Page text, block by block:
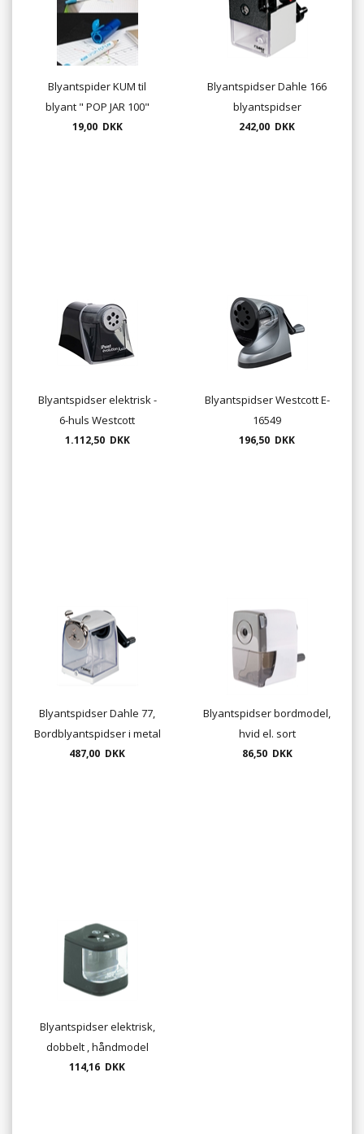
Blyantspider KUM til
blyant " POP JAR 100"
19,00 DKK
Blyantspidser Dahle 166
blyantspidser
bordblyantspidser, op til
242,00 DKK
Blyantspidser elektrisk -
6-huls Westcott
1.112,50 DKK
Blyantspidser Westcott E-
16549
196,50 DKK
Blyantspidser Dahle 77,
Bordblyantspidser i metal
487,00 DKK
Blyantspidser bordmodel,
hvid el. sort
86,50 DKK
Blyantspidser elektrisk,
dobbelt , håndmodel
114,16 DKK